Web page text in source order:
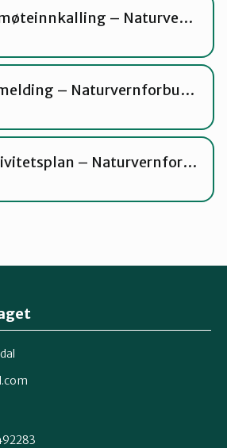
2024 Årsmøteinnkalling – Naturvernforbundet i Lier
2023 Årsmelding – Naturvernforbundet i Lier
2024 Aktivitetsplan – Naturvernforbundet i Lier